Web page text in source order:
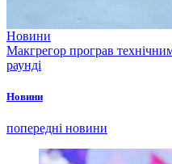
Новини
Макгрегор програв
раунді
Новини
попередні новини